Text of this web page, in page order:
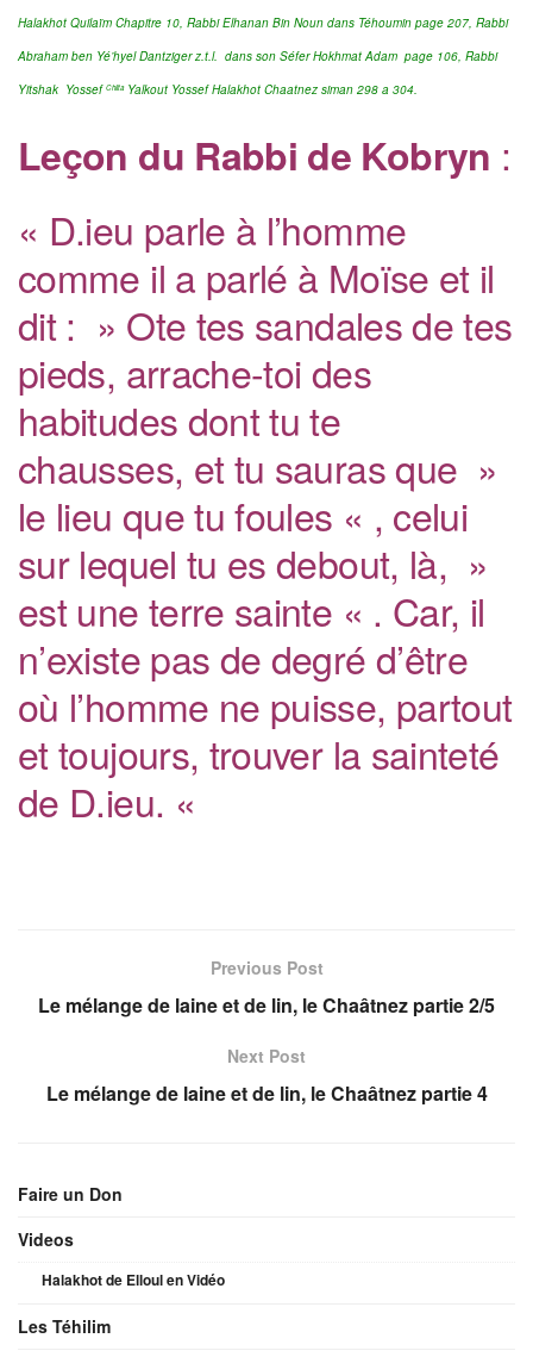
Halakhot Quilaïm Chapitre 10, Rabbi Elhanan Bin Noun dans Téhoumin page 207, Rabbi
Abraham ben Yé’hyel Dantziger z.t.l. dans son Séfer Hokhmat Adam page 106, Rabbi
Yitshak Yossef ChlitaYalkout Yossef Halakhot Chaatnez siman 298 a 304.
Leçon du Rabbi de Kobryn :
« D.ieu parle à l’homme
comme il a parlé à Moïse et il
dit : » Ote tes sandales de tes
pieds, arrache-toi des
habitudes dont tu te
chausses, et tu sauras que »
le lieu que tu foules « , celui
sur lequel tu es debout, là, »
est une terre sainte « . Car, il
n’existe pas de degré d’être
où l’homme ne puisse, partout
et toujours, trouver la sainteté
de D.ieu. «
Previous Post
Le mélange de laine et de lin, le Chaâtnez partie 2/5
Next Post
Le mélange de laine et de lin, le Chaâtnez partie 4
Faire un Don
Videos
Halakhot de Elloul en Vidéo
Les Téhilim